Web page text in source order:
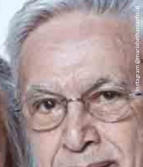
Instagram @mariabethaniaoficial